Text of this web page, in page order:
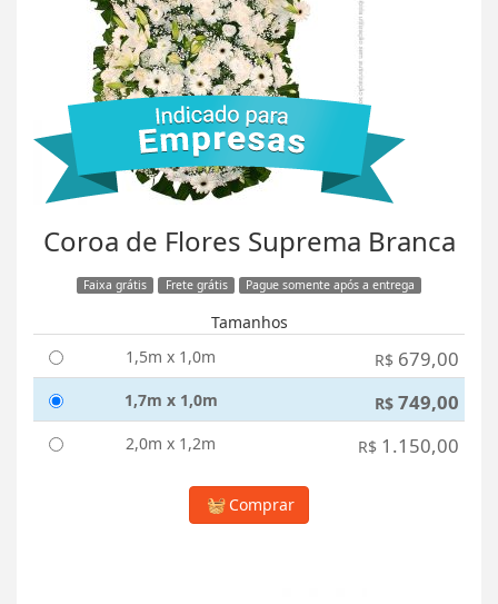
Coroa de Flores Suprema Branca
Faixa grátis Frete grátis Pague somente após a entrega
Tamanhos
1,5m x 1,0m
R$ 679,00
1,7m x 1,0m R$ 749,00
2,0m x 1,2m R$ 1.150,00
Comprar